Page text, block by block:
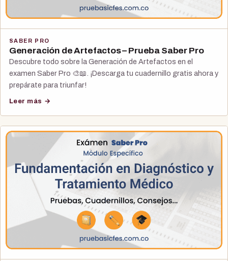
SABER PRO
Generación de Artefactos – Prueba Saber Pro
Descubre todo sobre la Generación de Artefactos en el
examen Saber Pro 🎨📖. ¡Descarga tu cuadernillo gratis ahora y
prepárate para triunfar!
Leer más →